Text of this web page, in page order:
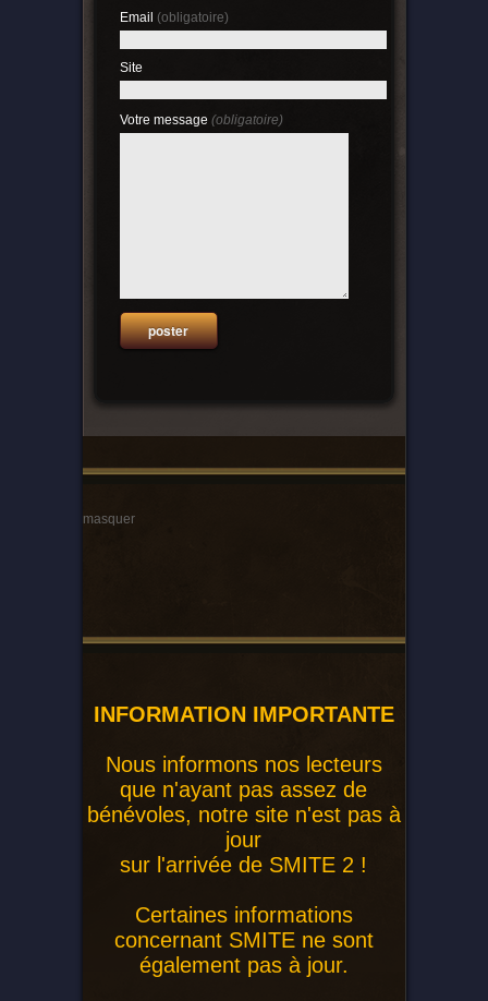
Email (obligatoire)
Site
Votre message (obligatoire)
masquer
INFORMATION IMPORTANTE
Nous informons nos lecteurs
que n'ayant pas assez de
bénévoles, notre site n'est pas à
jour
sur l'arrivée de SMITE 2 !
Certaines informations
concernant SMITE ne sont
également pas à jour.